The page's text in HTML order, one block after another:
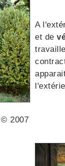
© 2007
A
et de